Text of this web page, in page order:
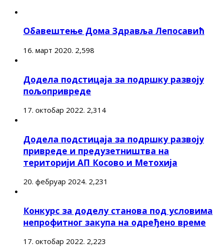
Обавештење Дома Здравља Лепосавић
16. март 2020. 2,598
Додела подстицаја за подршку развоју
пољопривреде
17. октобар 2022. 2,314
Додела подстицаја за подршку развоју
привреде и предузетништва на
територији АП Косово и Метохија
20. фебруар 2024. 2,231
Конкурс за доделу станова под условима
непрофитног закупа на одређено време
17. октобар 2022. 2,223